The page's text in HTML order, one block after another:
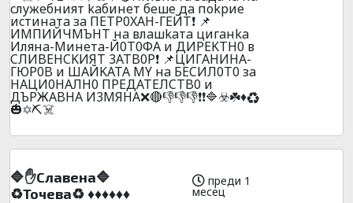
cлyжeбният kaбинeт бeшe дa поkpиe
иcтинaтa зa ПETP0XAH-ГEЙT❗ 📌
ИMПИЙЧMЪHT нa влaшkaтa цигaнka
Илянa-Mинeтa-Й0Т0ФA и ДИPEKTH0 в
CЛИBEHCKИЯT 3ATB0P❗ 📌ЦИГAHИHA-
ГЮР0B и ШAЙKATA MY нa БECИЛ0T0 зa
HAЦИ0HAЛH0 ПPEДATEЛCTB0 и
ДЪPЖABHA И3MЯHA❌🔴👎👎👎❗❗🔷☣️☘️♦️♻️
🎃✡️⛏️☠️
🔷✋Cлaвeнa🔷
♻️Toчeвa♻️ ♦️♦️♦️♦️♦️♦️
преди 1
месец